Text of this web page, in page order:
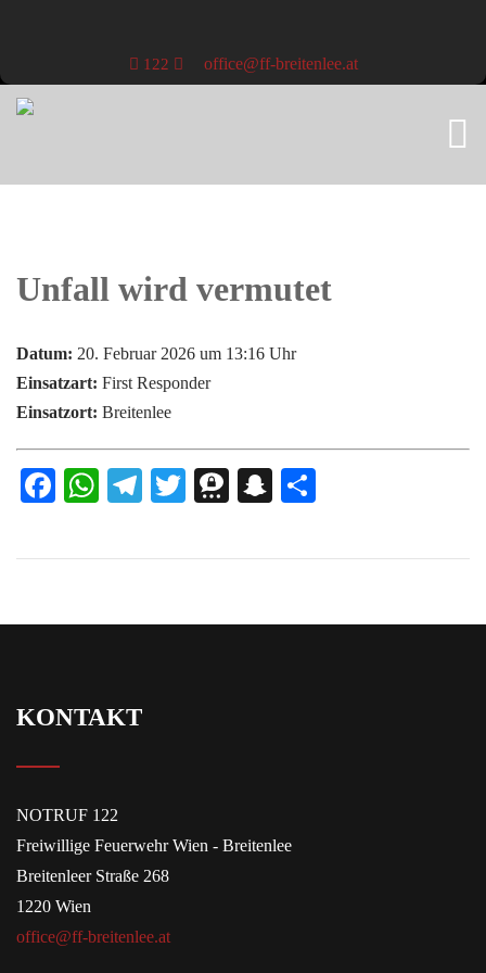
122 office@ff-breitenlee.at
Unfall wird vermutet
Datum: 20. Februar 2026 um 13:16 Uhr
Einsatzart: First Responder
Einsatzort: Breitenlee
Facebook
WhatsApp
Telegram
TwitterThreema
Snapchat
KONTAKT
NOTRUF 122
Freiwillige Feuerwehr Wien - Breitenlee
Breitenleer Straße 268
1220 Wien
office@ff-breitenlee.at